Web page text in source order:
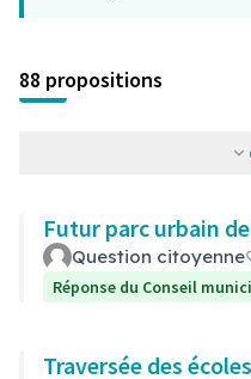
88 propositions
Futur parc urbain
Question citoyenne
Réponse du Conseil
Traversée des